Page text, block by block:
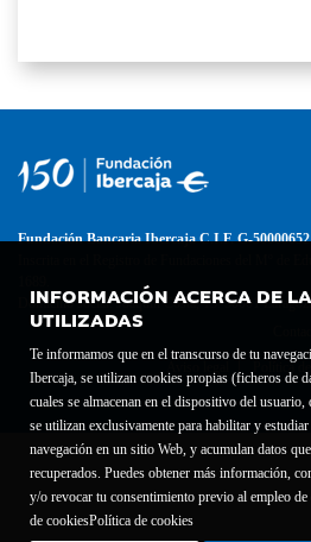
INFORMACIÓN ACERCA DE
UTILIZADAS
Te informamos que en el transcurso de tu
Ibercaja, se utilizan cookies propias (ficheros de
cuales se almacenan en el dispositivo del
se utilizan exclusivamente para habilitar y
navegación en un sitio Web, y acumulan datos
recuperados. Puedes obtener más información,
y/o revocar tu consentimiento previo al empleo
de cookiesPolítica de cookies
Fundación Bancaria Ibercaja C.I.F. G-
Domicilio social: Joaquín Costa, 13. 50001
Política